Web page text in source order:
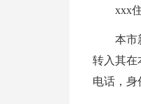
xxx
本市
转入其在
电话，身